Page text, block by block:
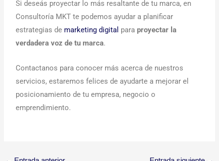
Si deseás proyectar lo más resaltante de tu marca, en
Consultoría MKT te podemos ayudar a planificar
estrategias de marketing digital para proyectar la
verdadera voz de tu marca.
Contactanos para conocer más acerca de nuestros
servicios, estaremos felices de ayudarte a mejorar el
posicionamiento de tu empresa, negocio o
emprendimiento.